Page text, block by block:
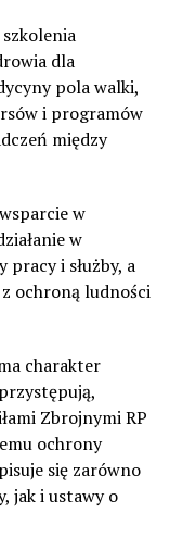
dla
pola walki,
i programów
między
w
w
pracy i służby, a
z ochroną ludności
charakter
Zbrojnymi RP
ochrony
się zarówno
jak i ustawy o